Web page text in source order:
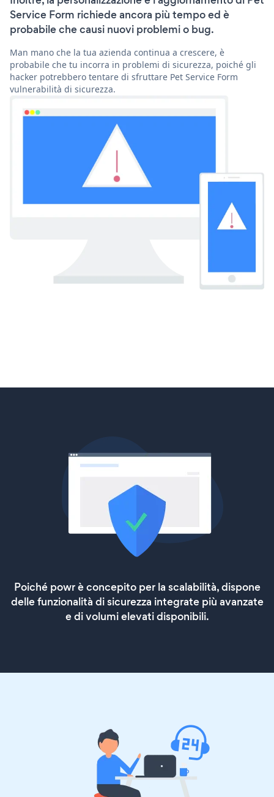
Service Form richiede ancora più tempo ed è
probabile che causi nuovi problemi o bug.
Man mano che la tua azienda continua a crescere, è
probabile che tu incorra in problemi di sicurezza, poiché gli
hacker potrebbero tentare di sfruttare Pet Service Form
vulnerabilità di sicurezza.
Poiché powr è concepito per la scalabilità, dispone
delle funzionalità di sicurezza integrate più avanzate
e di volumi elevati disponibili.